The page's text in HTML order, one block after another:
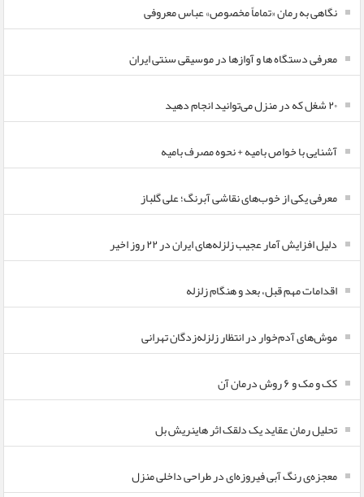
نگاهی به رمان «تماماً مخصوص» عباس معروفی
معرفی دستگاه ها و آوازها در موسیقی سنتی ایران
۲۰ شغل که در منزل می‌توانید انجام دهید
آشنایی با خواص بامیه + نحوه مصرف بامیه
معرفی یکی از خوب‌های نقاشی آبرنگ؛ علی گلباز
دلیل افزایش آمار عجیب زلزله‌های ایران در ۲۲ روز اخیر
اقدامات مهم قبل، بعد و هنگام زلزله
موش‌های آدم‌خوار در انتظار زلزله‌زدگان تهرانی
کک و مک و ۶ روش درمان آن
تحلیل رمان عقاید یک دلقک اثر هاینریش بل
معجزه‌ی رنگ آبی فیروزه‌ای در طراحی داخلی منزل